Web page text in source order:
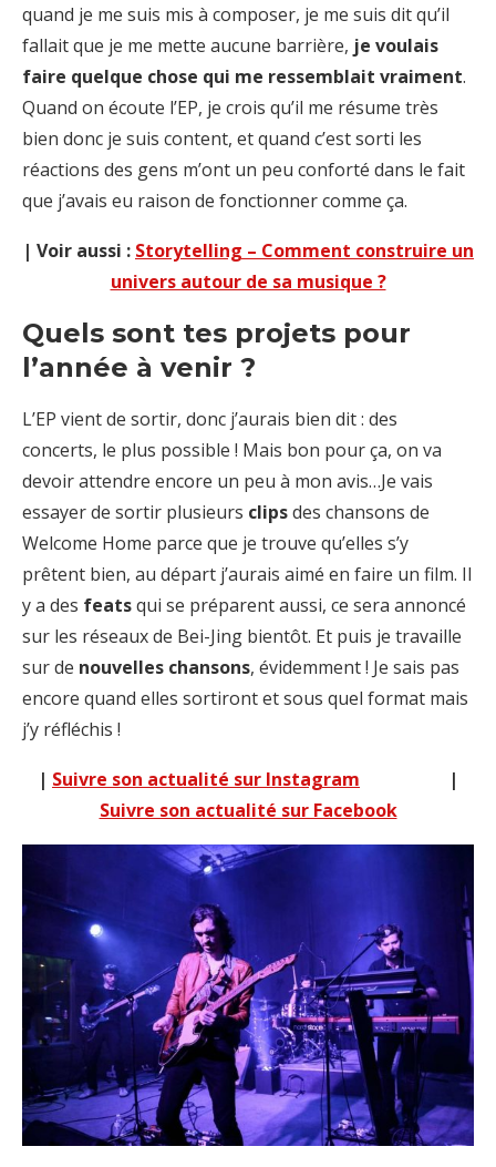
quand je me suis mis à composer, je me suis dit qu’il
fallait que je me mette aucune barrière, je voulais
faire quelque chose qui me ressemblait vraiment.
Quand on écoute l’EP, je crois qu’il me résume très
bien donc je suis content, et quand c’est sorti les
réactions des gens m’ont un peu conforté dans le fait
que j’avais eu raison de fonctionner comme ça.
| Voir aussi : Storytelling – Comment construire un
univers autour de sa musique ?
Quels sont tes projets pour
l’année à venir ?
L’EP vient de sortir, donc j’aurais bien dit : des
concerts, le plus possible ! Mais bon pour ça, on va
devoir attendre encore un peu à mon avis…Je vais
essayer de sortir plusieurs clipsdes chansons de
Welcome Home parce que je trouve qu’elles s’y
prêtent bien, au départ j’aurais aimé en faire un film. Il
y a des featsqui se préparent aussi, ce sera annoncé
sur les réseaux de Bei-Jing bientôt. Et puis je travaille
sur de nouvelles chansons, évidemment ! Je sais pas
encore quand elles sortiront et sous quel format mais
j’y réfléchis !
| Suivre son actualité sur Instagram |
Suivre son actualité sur Facebook